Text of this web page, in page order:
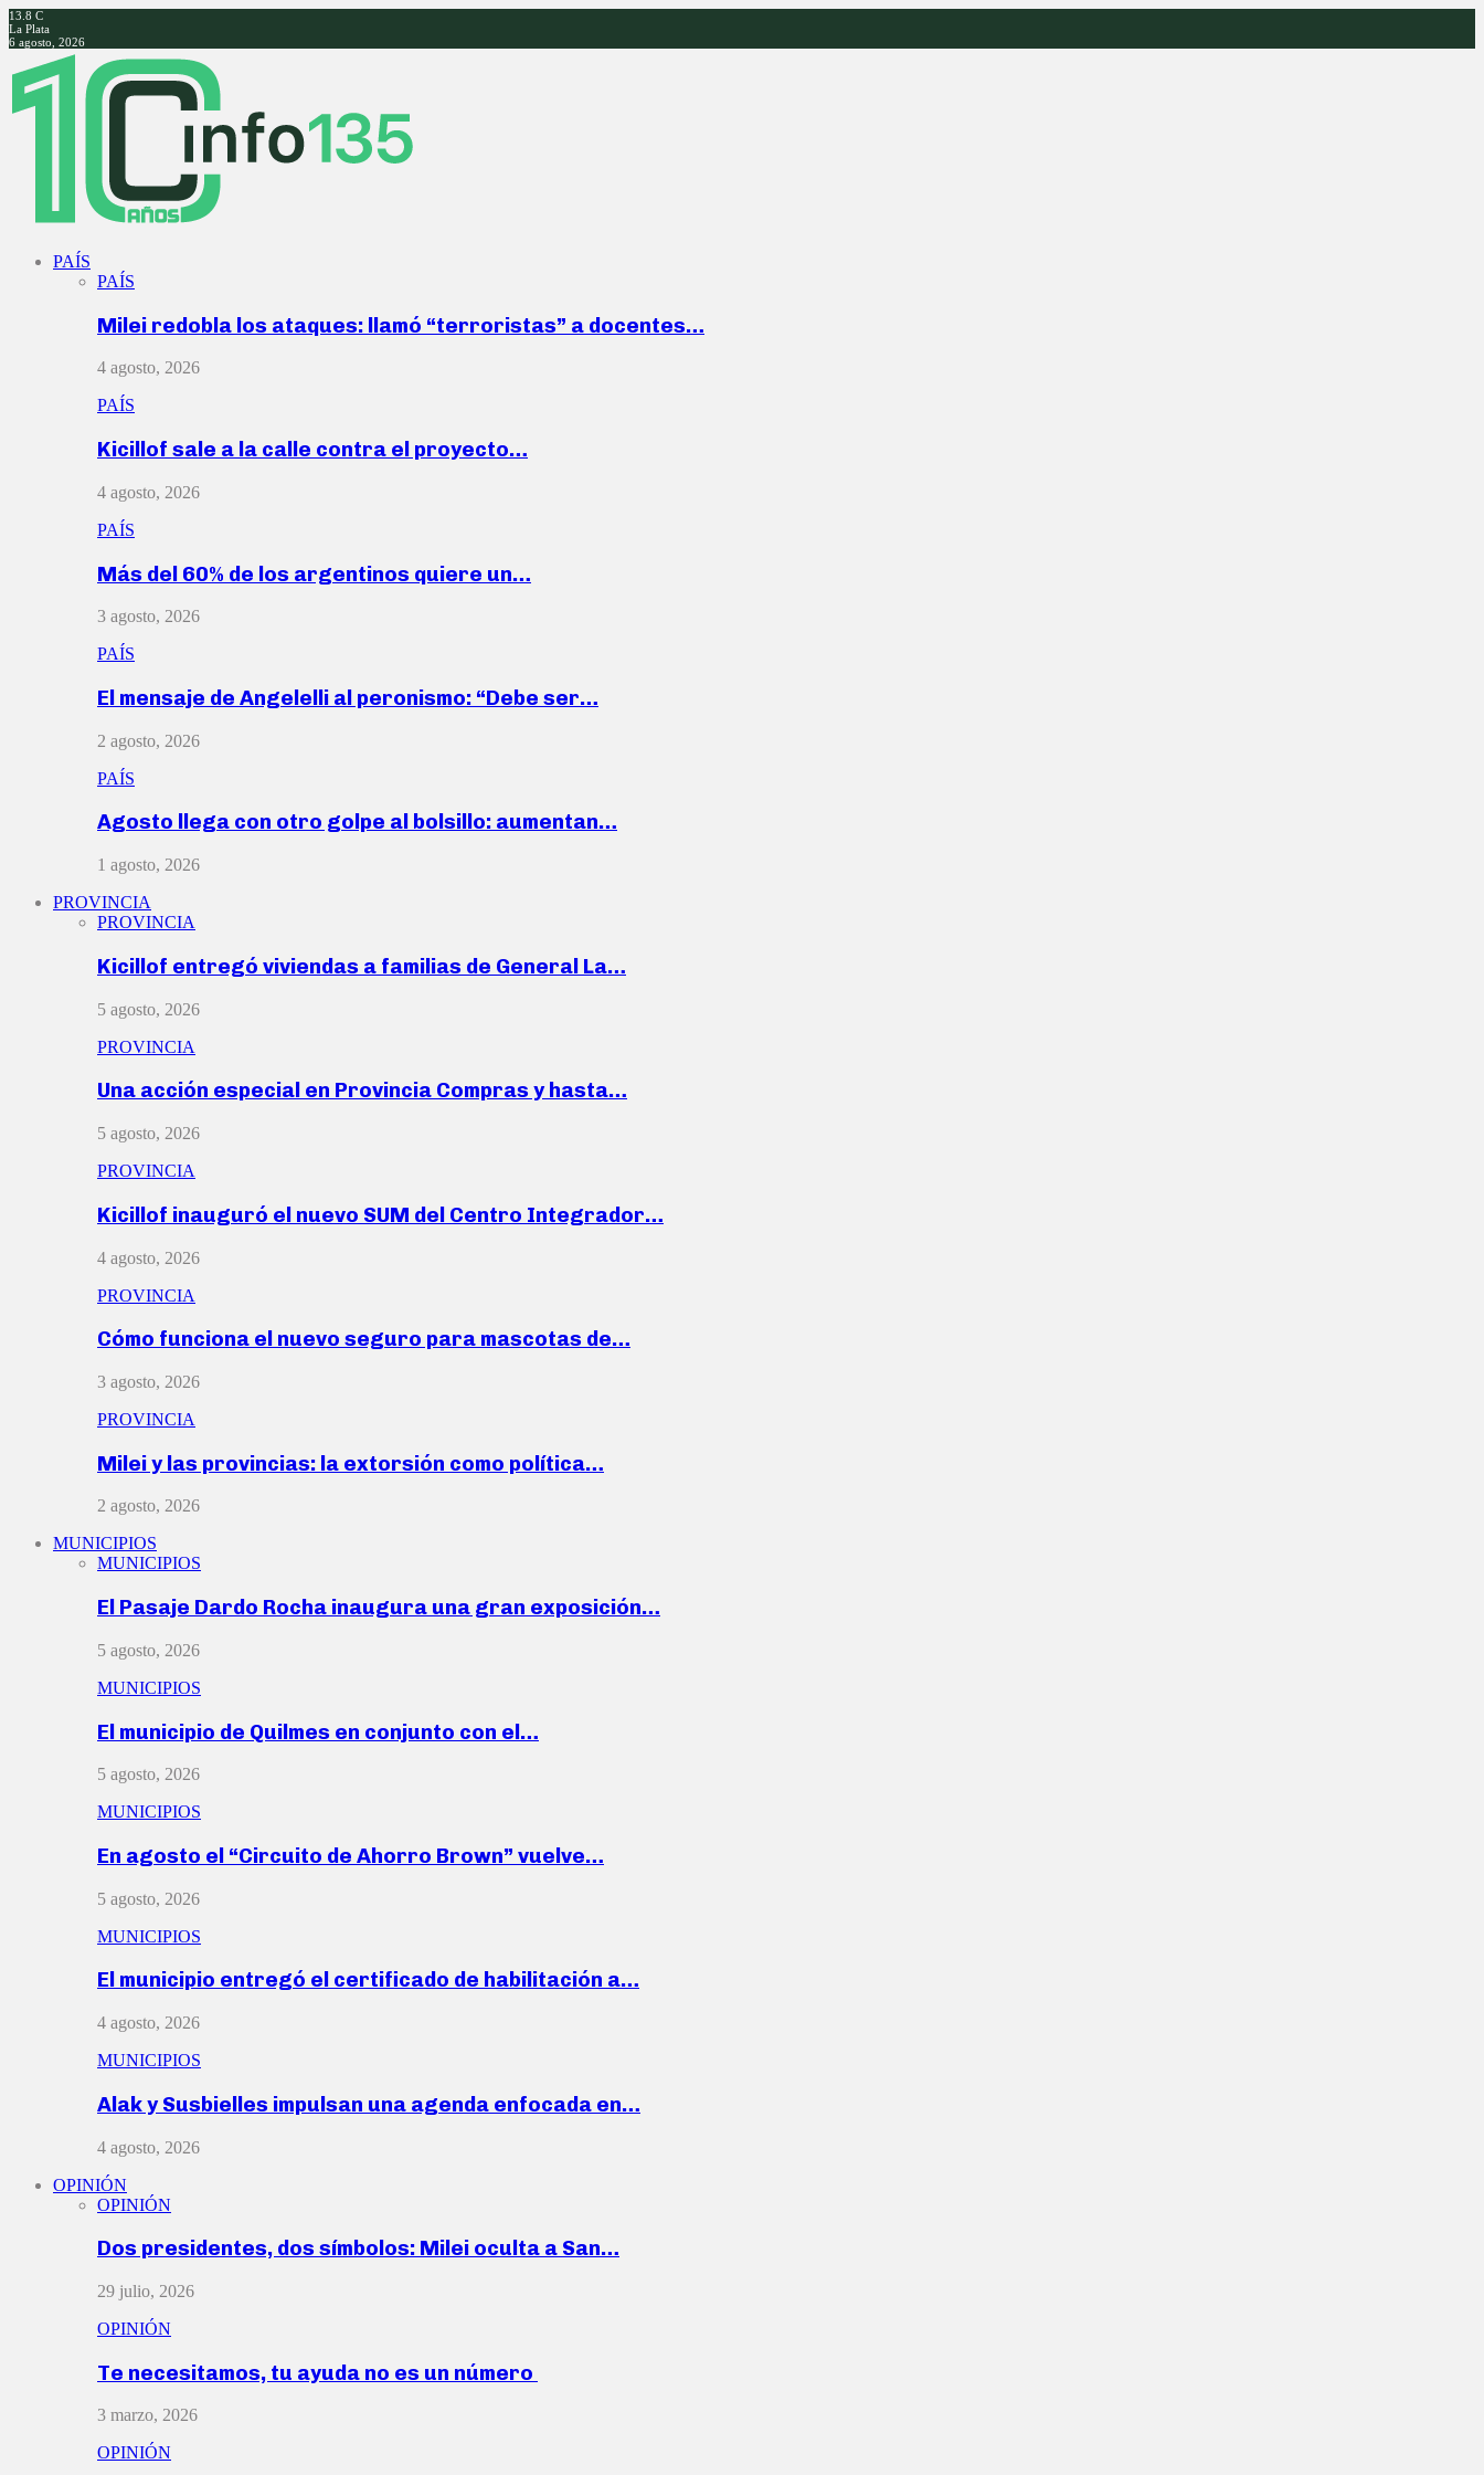
13.8 C
La Plata
6 agosto, 2026
Facebook
Twitter
Instagram
Youtube
PAÍS
PAÍS
Milei redobla los ataques: llamó “terroristas” a docentes…
4 agosto, 2026
PAÍS
Kicillof sale a la calle contra el proyecto…
4 agosto, 2026
PAÍS
Más del 60% de los argentinos quiere un…
3 agosto, 2026
PAÍS
El mensaje de Angelelli al peronismo: “Debe ser…
2 agosto, 2026
PAÍS
Agosto llega con otro golpe al bolsillo: aumentan…
1 agosto, 2026
PROVINCIA
PROVINCIA
Kicillof entregó viviendas a familias de General La…
5 agosto, 2026
PROVINCIA
Una acción especial en Provincia Compras y hasta…
5 agosto, 2026
PROVINCIA
Kicillof inauguró el nuevo SUM del Centro Integrador…
4 agosto, 2026
PROVINCIA
Cómo funciona el nuevo seguro para mascotas de…
3 agosto, 2026
PROVINCIA
Milei y las provincias: la extorsión como política…
2 agosto, 2026
MUNICIPIOS
MUNICIPIOS
El Pasaje Dardo Rocha inaugura una gran exposición…
5 agosto, 2026
MUNICIPIOS
El municipio de Quilmes en conjunto con el…
5 agosto, 2026
MUNICIPIOS
En agosto el “Circuito de Ahorro Brown” vuelve…
5 agosto, 2026
MUNICIPIOS
El municipio entregó el certificado de habilitación a…
4 agosto, 2026
MUNICIPIOS
Alak y Susbielles impulsan una agenda enfocada en…
4 agosto, 2026
OPINIÓN
OPINIÓN
Dos presidentes, dos símbolos: Milei oculta a San…
29 julio, 2026
OPINIÓN
Te necesitamos, tu ayuda no es un número
3 marzo, 2026
OPINIÓN